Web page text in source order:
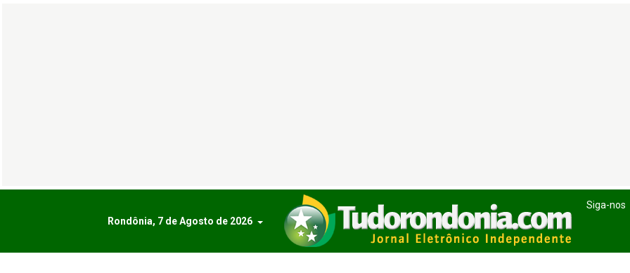
Rondônia, 7 de Agosto de 2026
Siga-nos